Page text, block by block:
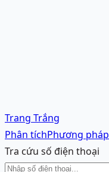
Trang Trắng
Phân tíchPhương pháp
Tra cứu số điện thoại